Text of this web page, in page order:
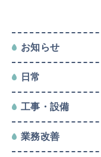
お知らせ
日常
工事・設備
業務改善